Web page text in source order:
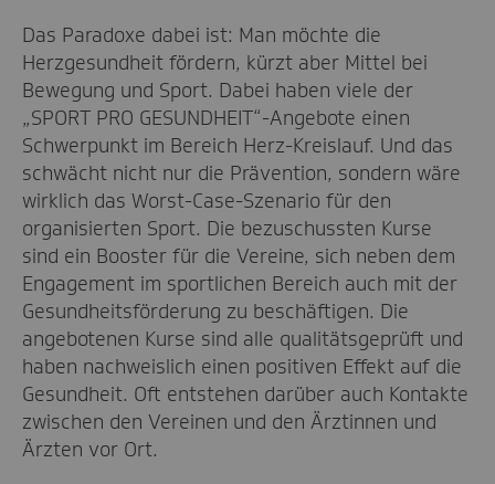
Das Paradoxe dabei ist: Man möchte die
Herzgesundheit fördern, kürzt aber Mittel bei
Bewegung und Sport. Dabei haben viele der
„SPORT PRO GESUNDHEIT“-Angebote einen
Schwerpunkt im Bereich Herz-Kreislauf. Und das
schwächt nicht nur die Prävention, sondern wäre
wirklich das Worst-Case-Szenario für den
organisierten Sport. Die bezuschussten Kurse
sind ein Booster für die Vereine, sich neben dem
Engagement im sportlichen Bereich auch mit der
Gesundheitsförderung zu beschäftigen. Die
angebotenen Kurse sind alle qualitätsgeprüft und
haben nachweislich einen positiven Effekt auf die
Gesundheit. Oft entstehen darüber auch Kontakte
zwischen den Vereinen und den Ärztinnen und
Ärzten vor Ort.